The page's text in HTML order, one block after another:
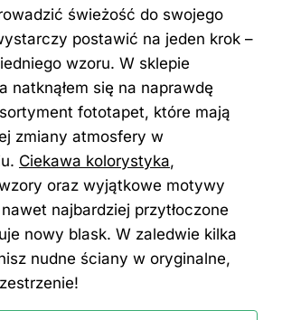
świeżość do swojego
postawić na jeden krok –
wzoru. W sklepie
natknąłem się na naprawdę
fototapet, które mają
zmiany atmosfery w
Ciekawa kolorystyka,
oraz wyjątkowe motywy
najbardziej przytłoczone
nowy blask. W zaledwie kilka
nudne ściany w oryginalne,